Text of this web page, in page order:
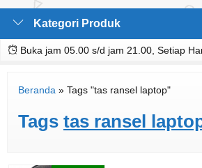
Kategori Produk
Buka jam 05.00 s/d jam 21.00, Setiap
Beranda » Tags "tas ransel laptop"
Tags tas ransel